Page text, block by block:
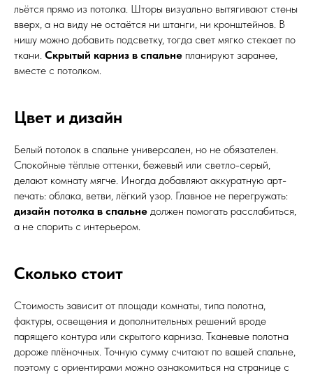
льётся прямо из потолка. Шторы визуально вытягивают стены
вверх, а на виду не остаётся ни штанги, ни кронштейнов. В
нишу можно добавить подсветку, тогда свет мягко стекает по
ткани. Скрытый карниз в спальне планируют заранее,
вместе с потолком.
Цвет и дизайн
Белый потолок в спальне универсален, но не обязателен.
Спокойные тёплые оттенки, бежевый или светло-серый,
делают комнату мягче. Иногда добавляют аккуратную арт-
печать: облака, ветви, лёгкий узор. Главное не перегружать:
дизайн потолка в спальне должен помогать расслабиться,
а не спорить с интерьером.
Сколько стоит
Стоимость зависит от площади комнаты, типа полотна,
фактуры, освещения и дополнительных решений вроде
парящего контура или скрытого карниза. Тканевые полотна
дороже плёночных. Точную сумму считают по вашей спальне,
поэтому с ориентирами можно ознакомиться на странице с